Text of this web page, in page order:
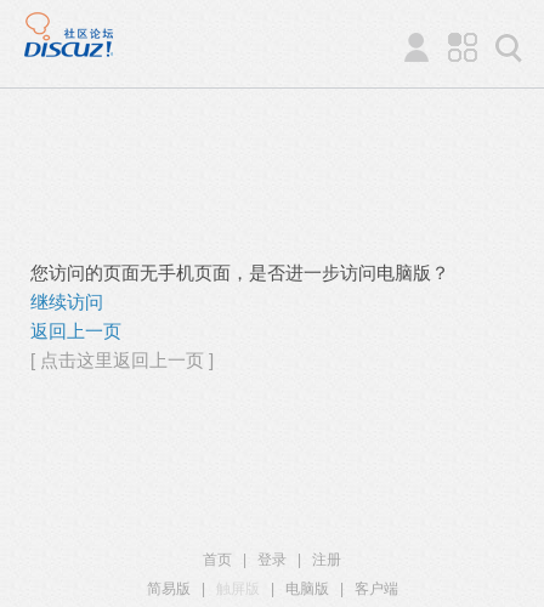
您访问的页面无手机页面，是否进一步访问电脑版？
继续访问
返回上一页
[ 点击这里返回上一页 ]
首页 登录
注册
简易版
触屏版 电脑版
客户端